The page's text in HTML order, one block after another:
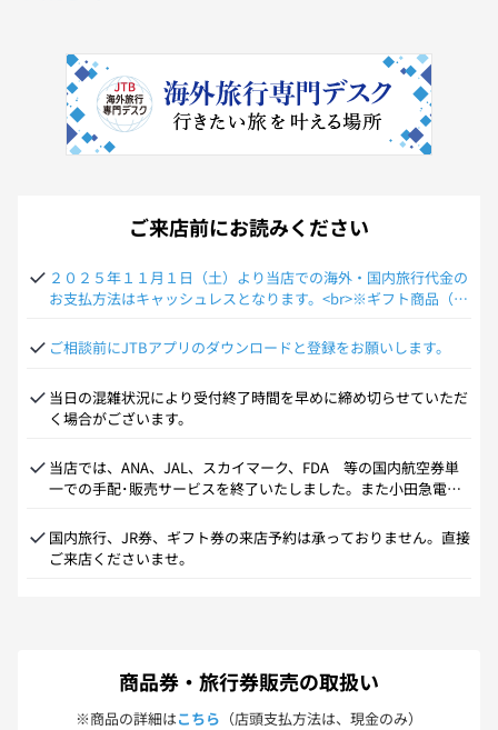
ご来店前にお読みください
２０２５年１１月１日（土）より当店での海外・国内旅行代金の
お支払方法はキャッシュレスとなります。<br>※ギフト商品（ナ
クへの一括入金は現金のみとなります
ご相談前にJTBアプリのダウンロードと登録をお願いします。
当日の混雑状況により受付終了時間を早めに締め切らせていただ
く場合がございます。
当店では、ANA、JAL、スカイマーク、FDA　等の国内航空券単
一での手配･販売サービスを終了いたしました。また小田急電
しました。
国内旅行、JR券、ギフト券の来店予約は承っておりません。直接
ご来店くださいませ。
商品券・旅行券販売の取扱い
※商品の詳細はこちら （店頭支払方法は、現金のみ）